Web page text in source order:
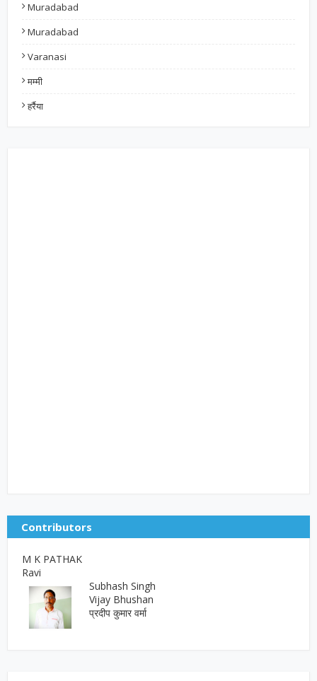
Muradabad
Muradabad
Varanasi
मम्मी
हर्रैया
Contributors
M K PATHAK
Ravi
Subhash Singh
Vijay Bhushan
प्रदीप कुमार वर्मा